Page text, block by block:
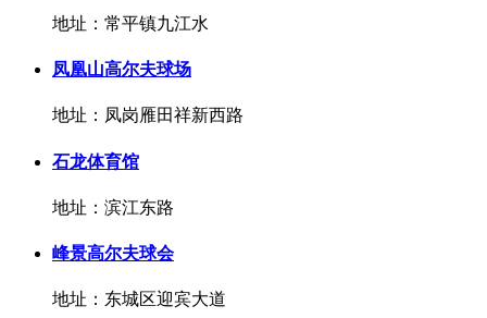
地址：常平镇九江水
凤凰山高尔夫球场
地址：凤岗雁田祥新西路
石龙体育馆
地址：滨江东路
峰景高尔夫球会
地址：东城区迎宾大道